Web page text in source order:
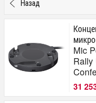
Назад
Mic
Rally
31